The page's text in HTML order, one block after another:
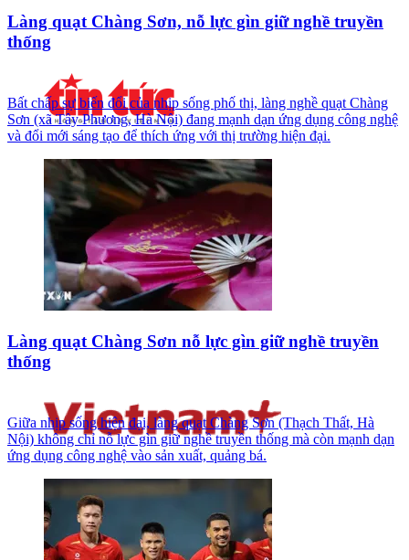
Làng quạt Chàng Sơn, nỗ lực gìn giữ nghề truyền
thống
Bất chấp sự biến đổi của nhịp sống phố thị, làng nghề quạt Chàng
Sơn (xã Tây Phương, Hà Nội) đang mạnh dạn ứng dụng công nghệ
và đổi mới sáng tạo để thích ứng với thị trường hiện đại.
Làng quạt Chàng Sơn nỗ lực gìn giữ nghề truyền
thống
Giữa nhịp sống hiện đại, làng quạt Chàng Sơn (Thạch Thất, Hà
Nội) không chỉ nỗ lực gìn giữ nghề truyền thống mà còn mạnh dạn
ứng dụng công nghệ vào sản xuất, quảng bá.